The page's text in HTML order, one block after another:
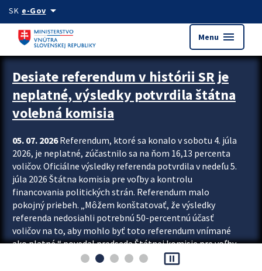
Preskocit na hlavný obsah
SK e-Govarrow_drop_down
Menu menu
Zastavit automatický posun upútavok
Desiate referendum v histórii SR je
neplatné, výsledky potvrdila štátna
volebná komisia
05. 07. 2026Referendum, ktoré sa konalo v sobotu 4. júla
2026, je neplatné, zúčastnilo sa na ňom 16,13 percenta
voličov. Oficiálne výsledky referenda potvrdila v nedeľu 5.
júla 2026 Štátna komisia pre voľby a kontrolu
financovania politických strán. Referendum malo
pokojný priebeh. „Môžem konštatovať, že výsledky
referenda nedosiahli potrebnú 50-percentnú účasť
voličov na to, aby mohlo byť toto referendum vnímané
ako platné,“ povedal predseda Štátnej komisie pre voľby
a kontrolu financovania politických...
pause_presentation